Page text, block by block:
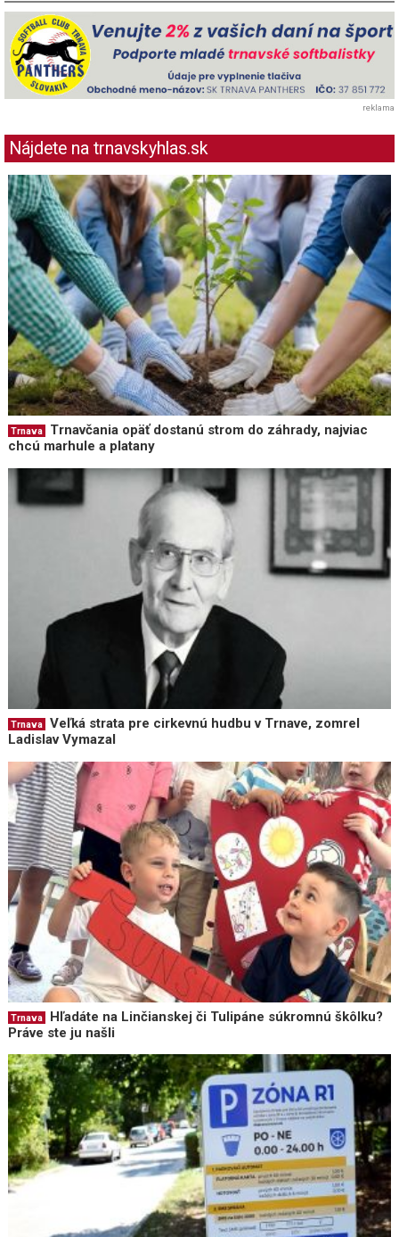
reklama
Nájdete na trnavskyhlas.sk
Trnava
Trnavčania opäť dostanú strom do záhrady, najviac
chcú marhule a platany
Trnava
Veľká strata pre cirkevnú hudbu v Trnave, zomrel
Ladislav Vymazal
Trnava
Hľadáte na Linčianskej či Tulipáne súkromnú škôlku?
Práve ste ju našli